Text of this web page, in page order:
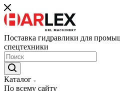
Поставка гидравлики для
спецтехники
Каталог
По всему сайту